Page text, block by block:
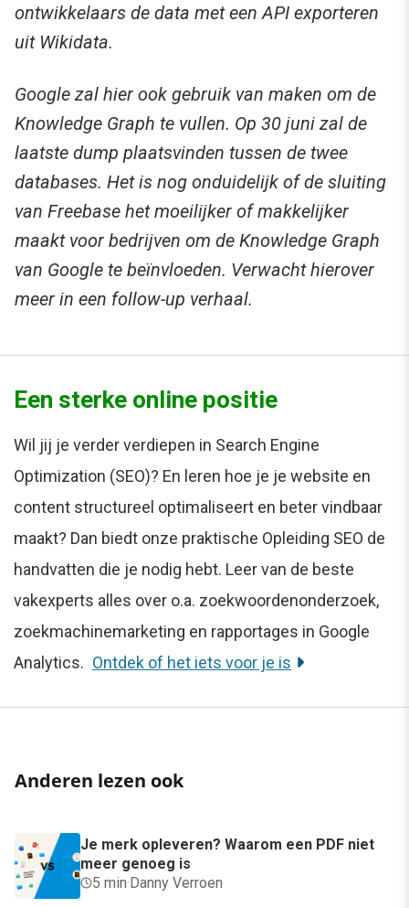
ontwikkelaars de data met een API exporteren
uit Wikidata.
Google zal hier ook gebruik van maken om de
Knowledge Graph te vullen. Op 30 juni zal de
laatste dump plaatsvinden tussen de twee
databases. Het is nog onduidelijk of de sluiting
van Freebase het moeilijker of makkelijker
maakt voor bedrijven om de Knowledge Graph
van Google te beïnvloeden. Verwacht hierover
meer in een follow-up verhaal.
Een sterke online positie
Wil jij je verder verdiepen in Search Engine
Optimization (SEO)? En leren hoe je je website en
content structureel optimaliseert en beter vindbaar
maakt? Dan biedt onze praktische Opleiding SEO de
handvatten die je nodig hebt. Leer van de beste
vakexperts alles over o.a. zoekwoordenonderzoek,
zoekmachinemarketing en rapportages in Google
Analytics. Ontdek of het iets voor je is
Anderen lezen ook
Je merk opleveren? Waarom een PDF niet
meer genoeg is
5 min·Danny Verroen